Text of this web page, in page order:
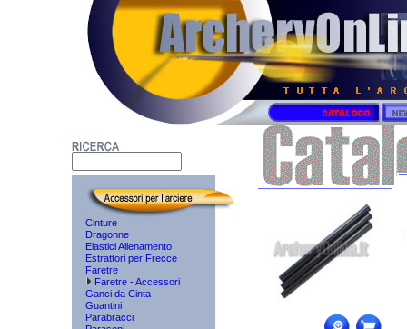
Cinture
Dragonne
Elastici Allenamento
Estrattori per Frecce
Faretre
Faretre - Accessori
Ganci da Cinta
Guantini
Parabracci